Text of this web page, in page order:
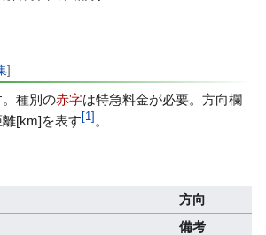
]
種別の赤字は特急料金が必要。方向欄
[km]を表す 1 。
方向
備考